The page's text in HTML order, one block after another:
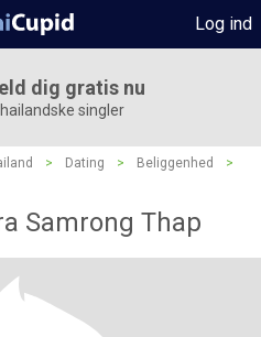
Log ind
dig gratis nu
singler
> Dating > Beliggenhed
>
Samrong Thap